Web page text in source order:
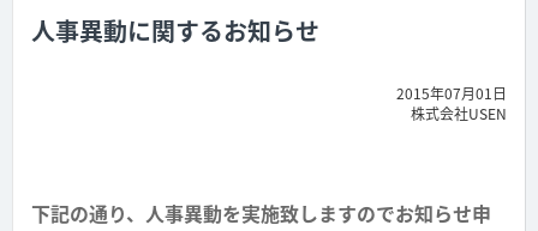
人事異動に関するお知らせ
2015年07月01日
株式会社USEN
下記の通り、人事異動を実施致しますのでお知らせ申